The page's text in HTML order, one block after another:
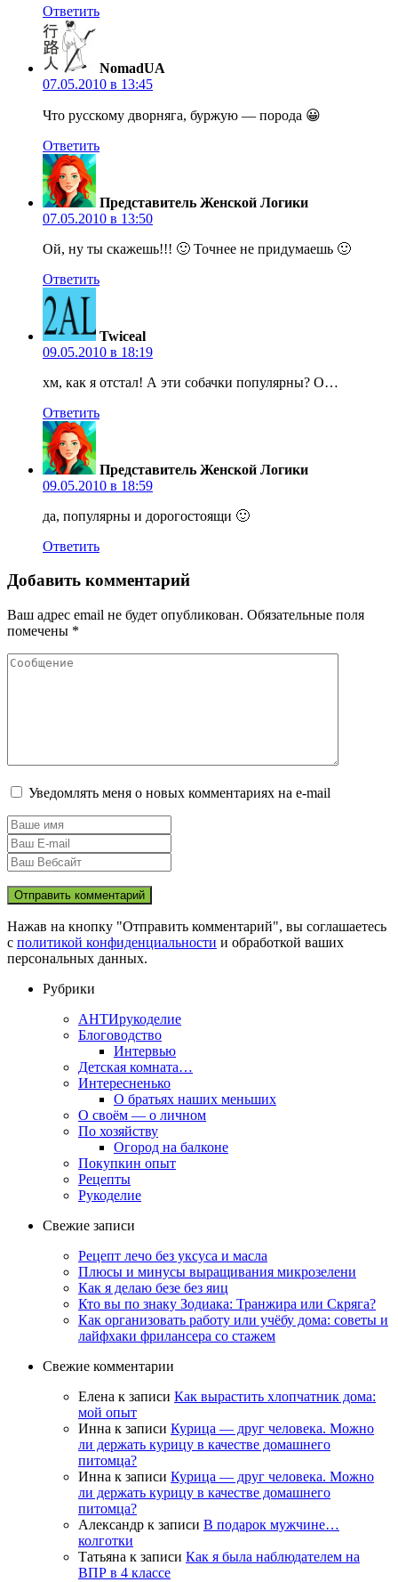
Ответить
NomadUA
07.05.2010 в 13:45
Что русскому дворняга, буржую — порода 😀
Ответить
Представитель Женской Логики
07.05.2010 в 13:50
Ой, ну ты скажешь!!! 🙂 Точнее не придумаешь 🙂
Ответить
Twiceal
09.05.2010 в 18:19
хм, как я отстал! А эти собачки популярны? О…
Ответить
Представитель Женской Логики
09.05.2010 в 18:59
да, популярны и дорогостоящи 🙂
Ответить
Добавить комментарий
Ваш адрес email не будет опубликован. Обязательные поля
помечены *
Уведомлять меня о новых комментариях на e-mail
Нажав на кнопку "Отправить комментарий", вы соглашаетесь
с политикой конфиденциальности и обработкой ваших
персональных данных.
Рубрики
АНТИрукоделие
Блоговодство
Интервью
Детская комната…
Интересненько
О братьях наших меньших
О своём — о личном
По хозяйству
Огород на балконе
Покупкин опыт
Рецепты
Рукоделие
Свежие записи
Рецепт лечо без уксуса и масла
Плюсы и минусы выращивания микрозелени
Как я делаю безе без яиц
Кто вы по знаку Зодиака: Транжира или Скряга?
Как организовать работу или учёбу дома: советы и
лайфхаки фрилансера со стажем
Свежие комментарии
Елена к записи Как вырастить хлопчатник дома:
мой опыт
Инна к записи Курица — друг человека. Можно
ли держать курицу в качестве домашнего
питомца?
Инна к записи Курица — друг человека. Можно
ли держать курицу в качестве домашнего
питомца?
Александр к записи В подарок мужчине…
колготки
Татьяна к записи Как я была наблюдателем на
ВПР в 4 классе